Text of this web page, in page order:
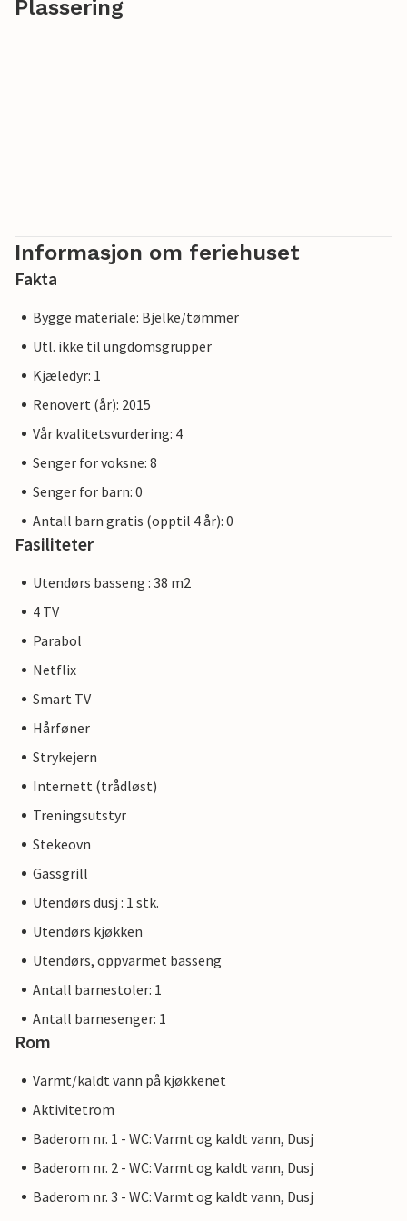
Plassering
Informasjon om feriehuset
Fakta
Bygge materiale: Bjelke/tømmer
Utl. ikke til ungdomsgrupper
Kjæledyr: 1
Renovert (år): 2015
Vår kvalitetsvurdering: 4
Senger for voksne: 8
Senger for barn: 0
Antall barn gratis (opptil 4 år): 0
Fasiliteter
Utendørs basseng : 38 m2
4 TV
Parabol
Netflix
Smart TV
Hårføner
Strykejern
Internett (trådløst)
Treningsutstyr
Stekeovn
Gassgrill
Utendørs dusj : 1 stk.
Utendørs kjøkken
Utendørs, oppvarmet basseng
Antall barnestoler: 1
Antall barnesenger: 1
Rom
Varmt/kaldt vann på kjøkkenet
Aktivitetrom
Baderom nr. 1 - WC: Varmt og kaldt vann, Dusj
Baderom nr. 2 - WC: Varmt og kaldt vann, Dusj
Baderom nr. 3 - WC: Varmt og kaldt vann, Dusj